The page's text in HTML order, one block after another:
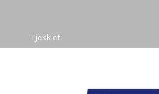
Tjekkiet